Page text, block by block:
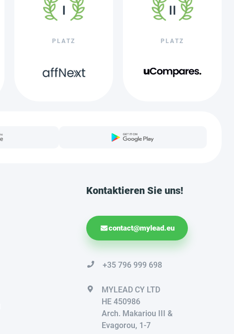
PLATZ PLATZ
Kontaktieren Sie uns!
contact@mylead.eu
+35 796 999 698
MYLEAD CY LTD
HE 450986
Arch. Makariou III &
Evagorou, 1-7